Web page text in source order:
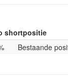
shortpositie
Bestaande